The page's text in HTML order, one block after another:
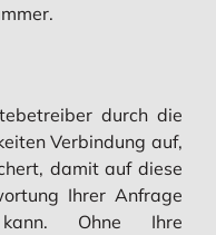
durch die
Verbindung auf,
damit auf diese
Ihrer Anfrage
kann. Ohne Ihre